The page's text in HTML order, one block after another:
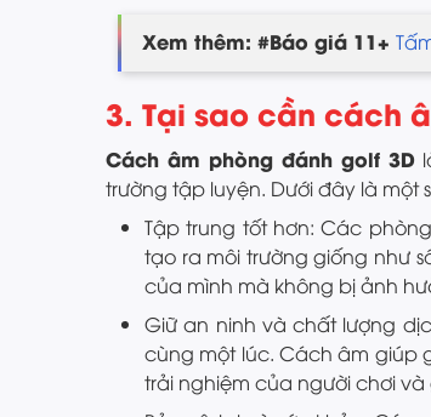
Xem thêm: #Báo giá 11+
3. Tại sao cần cách
Cách âm phòng đánh golf 3D
trường tập luyện. Dưới đây là một
Tập trung tốt hơn: Các
tạo ra môi trường giống như
của mình mà không bị ảnh
Giữ an ninh và chất lượng
cùng một lúc. Cách âm giúp
trải nghiệm của người chơi